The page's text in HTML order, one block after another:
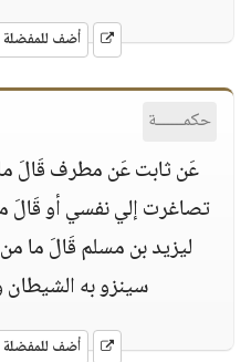
أضف للمفضلة
حكمــــــة
عَن ثابت عَن مطرف قَالَ
تصاغرت إلي نفسي أو
ليزيد بن مسلم قَالَ ما
سينزو به الشيطان
أضف للمفضلة